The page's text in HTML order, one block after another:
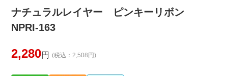
ナチュラルレイヤー ピンキーリボン
NPRI-163
2,280円 (税込：2,508円)